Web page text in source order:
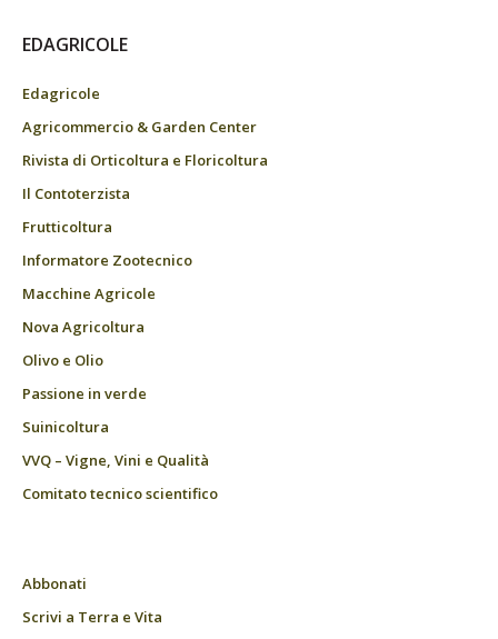
EDAGRICOLE
Edagricole
Agricommercio & Garden Center
Rivista di Orticoltura e Floricoltura
Il Contoterzista
Frutticoltura
Informatore Zootecnico
Macchine Agricole
Nova Agricoltura
Olivo e Olio
Passione in verde
Suinicoltura
VVQ – Vigne, Vini e Qualità
Comitato tecnico scientifico
Abbonati
Scrivi a Terra e Vita